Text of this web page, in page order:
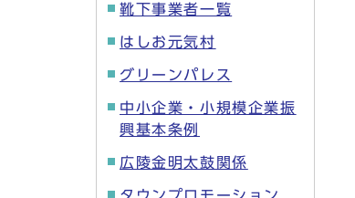
靴下事業者一覧
はしお元気村
グリーンパレス
中小企業・小規模企業振
興基本条例
広陵金明太鼓関係